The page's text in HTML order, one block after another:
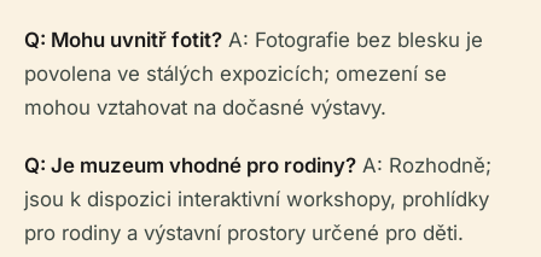
Q: Mohu uvnitř fotit? A: Fotografie bez blesku je
povolena ve stálých expozicích; omezení se
mohou vztahovat na dočasné výstavy.
Q: Je muzeum vhodné pro rodiny? A: Rozhodně;
jsou k dispozici interaktivní workshopy, prohlídky
pro rodiny a výstavní prostory určené pro děti.